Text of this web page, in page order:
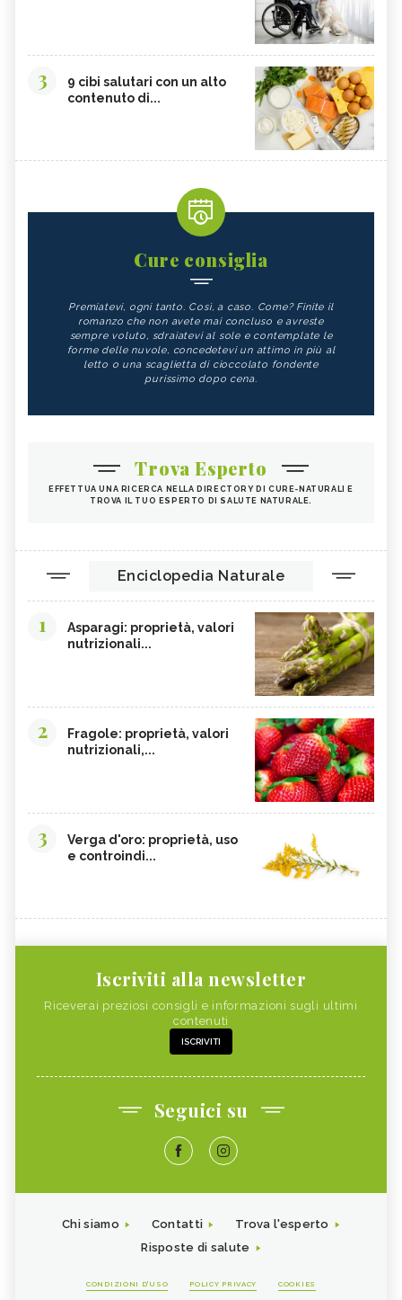
3
9 cibi salutari con un alto
contenuto di...
Cure consiglia
Premiatevi, ogni tanto. Così, a caso. Come? Finite il
romanzo che non avete mai concluso e avreste
sempre voluto, sdraiatevi al sole e contemplate le
forme delle nuvole, concedetevi un attimo in più al
letto o una scaglietta di cioccolato fondente
purissimo dopo cena.
Trova Esperto
EFFETTUA UNA RICERCA NELLA DIRECTORY DI CURE-NATURALI E
TROVA IL TUO ESPERTO DI SALUTE NATURALE.
Enciclopedia Naturale
1
Asparagi: proprietà, valori
nutrizionali...
2
Fragole: proprietà, valori
nutrizionali,...
3
Verga d'oro: proprietà, uso
e controindi...
Iscriviti alla newsletter
Riceverai preziosi consigli e informazioni sugli ultimi
contenuti
ISCRIVITI
Seguici su
Chi siamo Contatti
Trova l'esperto
Risposte di salute
CONDIZIONI D'USO POLICY PRIVACY COOKIES